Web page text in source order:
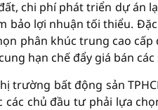
chi phí phát triển dự án
bảo lợi nhuận tối thiểu.
phân khúc trung cao
hạn chế đẩy giá bán các
trường bất động sản
chủ đầu tư phải lựa